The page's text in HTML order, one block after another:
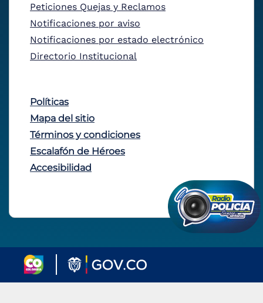
Peticiones Quejas y Reclamos
Notificaciones por aviso
Notificaciones por estado electrónico
Directorio Institucional
Políticas
Mapa del sitio
Términos y condiciones
Escalafón de Héroes
Accesibilidad